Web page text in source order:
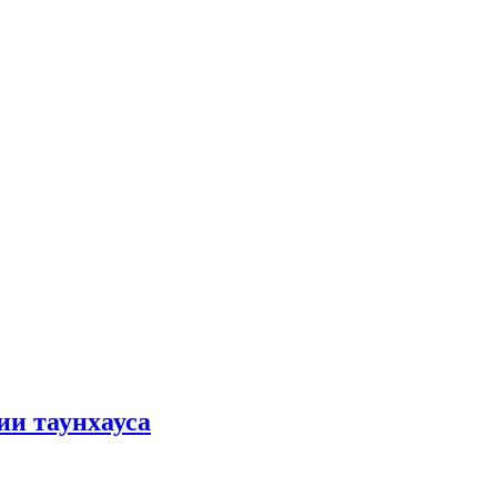
таунхауса